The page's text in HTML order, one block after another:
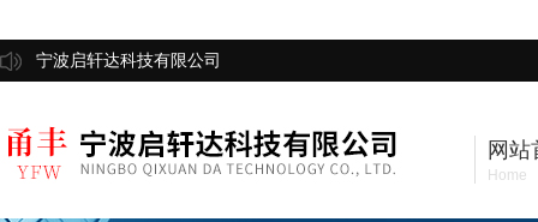
宁波启轩达科技有限公司
网站
Home